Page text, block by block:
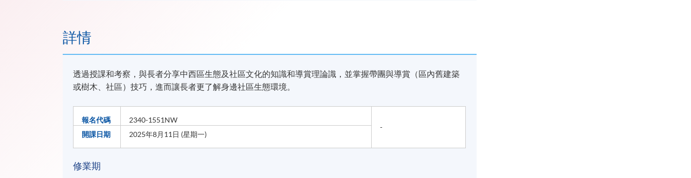
詳情
透過授課和考察，與長者分享中西區生態及社區文化的知識和導賞理論識，並掌握帶團與導賞（區內舊建築
或樹木、社區）技巧，進而讓長者更了解身邊社區生態環境。
報名代碼
2340-1551NW
-
開課日期
2025年8月11日 (星期一)
修業期